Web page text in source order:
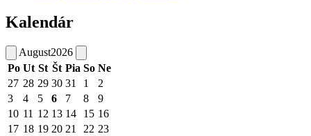
Kalendár
August2026
Po Ut St Št Pia So Ne
27 28 29 30 31 1
2
3
4 5 6 7 8
9
10 11 12 13 14 15 16
17 18 19 20 21 22 23